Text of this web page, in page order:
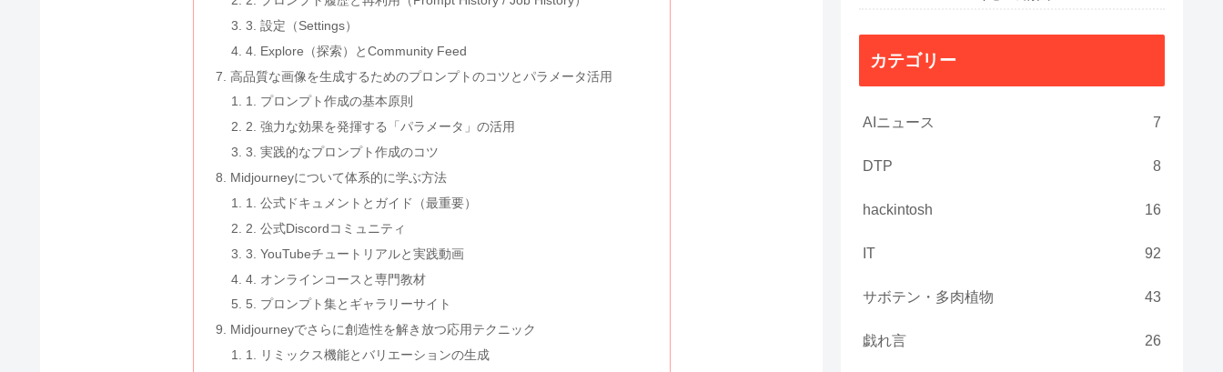
3. 設定（Settings）
4. Explore（探索）とCommunity Feed
高品質な画像を生成するためのプロンプトのコツとパラメータ活用
1. プロンプト作成の基本原則
2. 強力な効果を発揮する「パラメータ」の活用
3. 実践的なプロンプト作成のコツ
Midjourneyについて体系的に学ぶ方法
1. 公式ドキュメントとガイド（最重要）
2. 公式Discordコミュニティ
3. YouTubeチュートリアルと実践動画
4. オンラインコースと専門教材
5. プロンプト集とギャラリーサイト
Midjourneyでさらに創造性を解き放つ応用テクニック
1. リミックス機能とバリエーションの生成
カテゴリー
AIニュース 7
DTP 8
hackintosh 16
IT 92
サボテン・多肉植物 43
戯れ言 26